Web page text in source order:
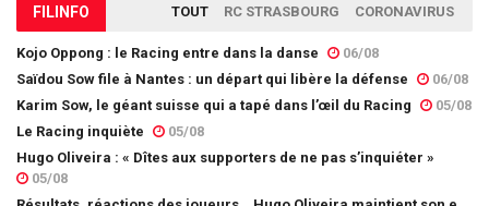
FILINFO TOUT RC STRASBOURG CORONAVIRUS
Kojo Oppong : le Racing entre dans la danse
06/08
Saïdou Sow file à Nantes : un départ qui libère la défense
06/08
Karim Sow, le géant suisse qui a tapé dans l’œil du Racing
05/08
Le Racing inquiète
05/08
Hugo Oliveira : « Dîtes aux supporters de ne pas s’inquiéter »
05/08